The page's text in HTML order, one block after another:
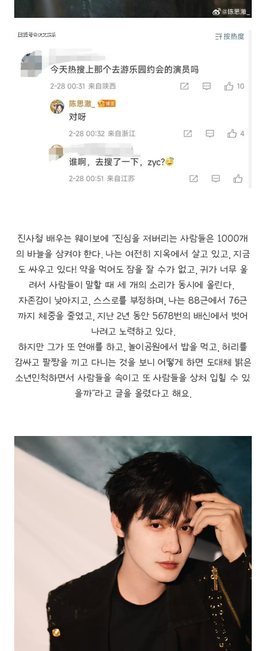
진사철 배우는 웨이보에 "진심을 저버리는 사람들은 1000개
의 바늘을 삼켜야 한다. 나는 여전히 지옥에서 살고 있고, 지금
도 싸우고 있다! 약을 먹어도 잠을 잘 수가 없고, 귀가 너무 울
려서 사람들이 말할 때 세 개의 소리가 동시에 올린다.
자존감이 낮아지고, 스스로를 부정하며, 나는 88근에서 76근
까지 체중을 줄였고, 지난 2년 동안 5678번의 배신에서 벗어
나려고 노력하고 있다.
하지만 그가 또 연애를 하고, 놀이공원에서 밥을 먹고, 허리를
감싸고 팔짱을 끼고 다니는 것을 보니 어떻게 하면 도대체 밝은
소년인척하면서 사람들을 속이고 또 사람들을 상처 입힐 수 있
을까"라고 글을 올렸다고 해요.